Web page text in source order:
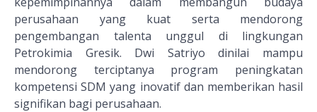
perusahaan yang kuat serta mendorong
pengembangan talenta unggul di lingkungan
Petrokimia Gresik. Dwi Satriyo dinilai mampu
mendorong terciptanya program peningkatan
kompetensi SDM yang inovatif dan memberikan hasil
signifikan bagi perusahaan.